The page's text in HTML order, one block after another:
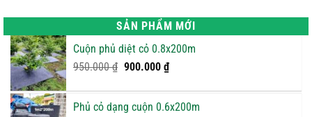
SẢN PHẨM MỚI
Cuộn phủ diệt cỏ 0.8x200m
950.000₫ Giá
là:
950.000 ₫.
900.000 ₫Giá
tại
là:
Phủ cỏ dạng cuộn 0.6x200m